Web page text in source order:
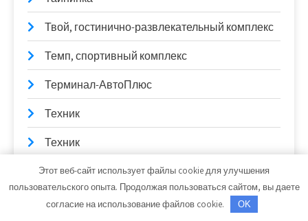
Твой, гостинично-развлекательный комплекс
Темп, спортивный комплекс
Терминал-АвтоПлюс
Техник
Техник
Тонус, баня
Тонус, сауна
Этот веб-сайт использует файлы cookie для улучшения
пользовательского опыта. Продолжая пользоваться сайтом, вы даете
согласие на использование файлов cookie.
OK